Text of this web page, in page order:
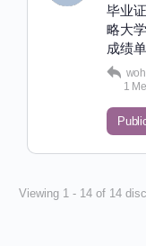
毕业
略大
成绩
1
Viewing 1 - 14 of 14